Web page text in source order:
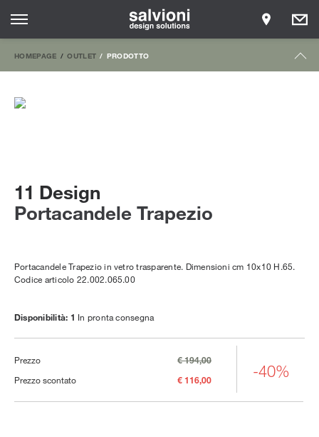
HOMEPAGE OUTLET PRODOTTO
Portacandele Trapezio
11 Design
Portacandele Trapezio in vetro trasparente. Dimensioni cm 10x10 H.65.
Codice articolo 22.002.065.00
Disponibilità: 1 In pronta consegna
Prezzo
€ 194,00
Prezzo scontato
€ 116,00 -40%